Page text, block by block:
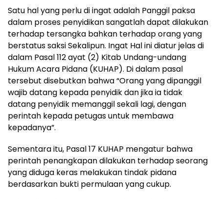
Satu hal yang perlu di ingat adalah Panggil paksa
dalam proses penyidikan sangatlah dapat dilakukan
terhadap tersangka bahkan terhadap orang yang
berstatus saksi Sekalipun. Ingat Hal ini diatur jelas di
dalam Pasal 112 ayat (2) Kitab Undang-undang
Hukum Acara Pidana (KUHAP). Di dalam pasal
tersebut disebutkan bahwa “Orang yang dipanggil
wajib datang kepada penyidik dan jika ia tidak
datang penyidik memanggil sekali lagi, dengan
perintah kepada petugas untuk membawa
kepadanya”.
Sementara itu, Pasal 17 KUHAP mengatur bahwa
perintah penangkapan dilakukan terhadap seorang
yang diduga keras melakukan tindak pidana
berdasarkan bukti permulaan yang cukup.